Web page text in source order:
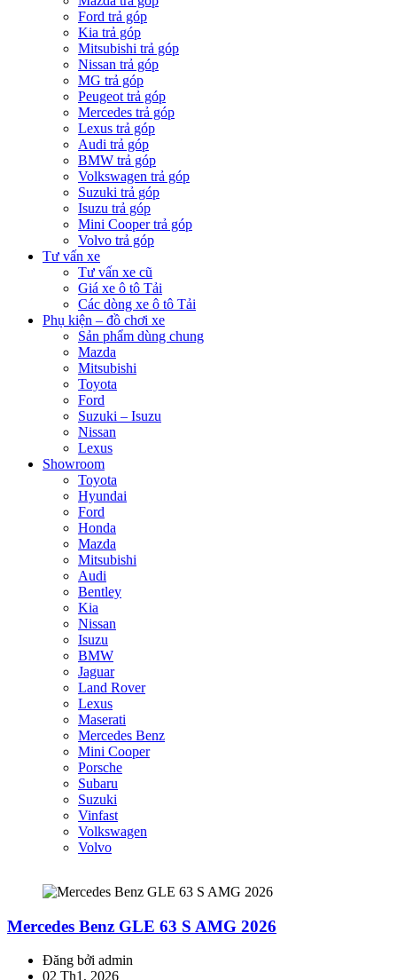
Ford trả góp
Kia trả góp
Mitsubishi trả góp
Nissan trả góp
MG trả góp
Peugeot trả góp
Mercedes trả góp
Lexus trả góp
Audi trả góp
BMW trả góp
Volkswagen trả góp
Suzuki trả góp
Isuzu trả góp
Mini Cooper trả góp
Volvo trả góp
Tư vấn xe
Tư vấn xe cũ
Giá xe ô tô Tải
Các dòng xe ô tô Tải
Phụ kiện – đồ chơi xe
Sản phẩm dùng chung
Mazda
Mitsubishi
Toyota
Ford
Suzuki – Isuzu
Nissan
Lexus
Showroom
Toyota
Hyundai
Ford
Honda
Mazda
Mitsubishi
Audi
Bentley
Kia
Nissan
Isuzu
BMW
Jaguar
Land Rover
Lexus
Maserati
Mercedes Benz
Mini Cooper
Porsche
Subaru
Suzuki
Vinfast
Volkswagen
Volvo
Mercedes Benz GLE 63 S AMG 2026
Đăng bởi admin
02 Th1, 2026